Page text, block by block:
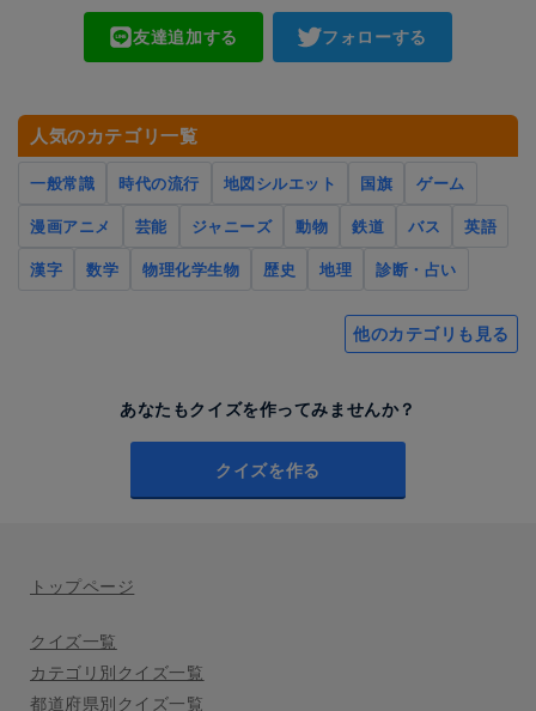
友達追加する フォローする
人気のカテゴリ一覧
一般常識 時代の流行 地図シルエット 国旗
ゲーム
漫画アニメ
芸能 ジャニーズ 動物 鉄道 バス
英語
漢字
数学 物理化学生物 歴史 地理 診断・占い
他のカテゴリも見る
あなたもクイズを作ってみませんか？
クイズを作る
トップページ
クイズ一覧
カテゴリ別クイズ一覧
都道府県別クイズ一覧